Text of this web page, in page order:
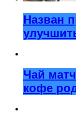
Назван
Чай
кофе